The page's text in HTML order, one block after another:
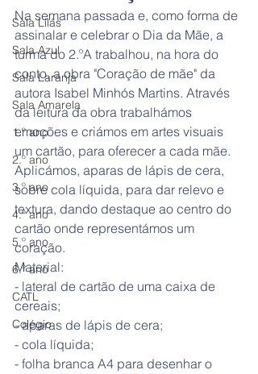
Sala Lilás
Sala Azul
Sala Laranja
Sala Amarela
1.º ano
2.º ano
3.º ano
4.º ano
5.º ano
6.º ano
CATL
Colégio
Na semana passada e, como forma de
assinalar e celebrar o Dia da Mãe, a
turma do 2.ºA trabalhou, na hora do
conto, a obra "Coração de mãe" da
autora Isabel Minhós Martins. Através
da leitura da obra trabalhámos
emoções e criámos em artes visuais
um cartão, para oferecer a cada mãe.
Aplicámos, aparas de lápis de cera,
sobre cola líquida, para dar relevo e
textura, dando destaque ao centro do
cartão onde representámos um
coração.
Material:
- lateral de cartão de uma caixa de
cereais;
- aparas de lápis de cera;
- cola líquida;
- folha branca A4 para desenhar o